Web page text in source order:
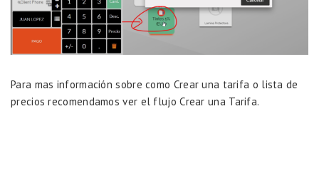
Para mas información sobre como Crear una tarifa o lista de
precios recomendamos ver el flujoCrear una Tarifa.